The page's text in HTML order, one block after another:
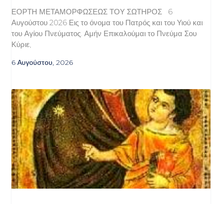
ΕΟΡΤΗ ΜΕΤΑΜΟΡΦΩΣΕΩΣ ΤΟΥ ΣΩΤΗΡΟΣ 6
Αυγούστου 2026 Εις το όνομα του Πατρός και του Υιού και
του Αγίου Πνεύματος. Αμήν Επικαλούμαι το Πνεύμα Σου
Κύριε,
6 Αυγούστου, 2026